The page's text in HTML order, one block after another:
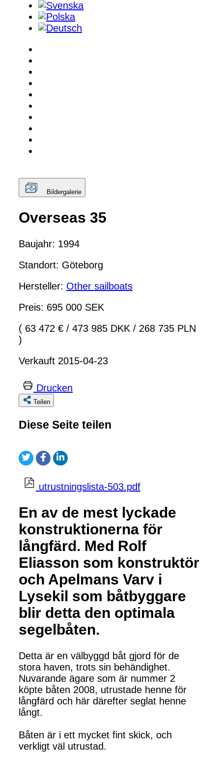
Bildergalerie
Overseas 35
Baujahr: 1994
Standort: Göteborg
Hersteller: Other sailboats
Preis: 695 000 SEK
( 63 472 € / 473 985 DKK / 268 735 PLN
)
Verkauft 2015-04-23
Drucken
Teilen
Diese Seite teilen
utrustningslista-503.pdf
En av de mest lyckade
konstruktionerna för
långfärd. Med Rolf
Eliasson som konstruktör
och Apelmans Varv i
Lysekil som båtbyggare
blir detta den optimala
segelbåten.
Detta är en välbyggd båt gjord för de
stora haven, trots sin behändighet.
Nuvarande ägare som är nummer 2
köpte båten 2008, utrustade henne för
långfärd och här därefter seglat henne
långt.
Båten är i ett mycket fint skick, och
verkligt väl utrustad.